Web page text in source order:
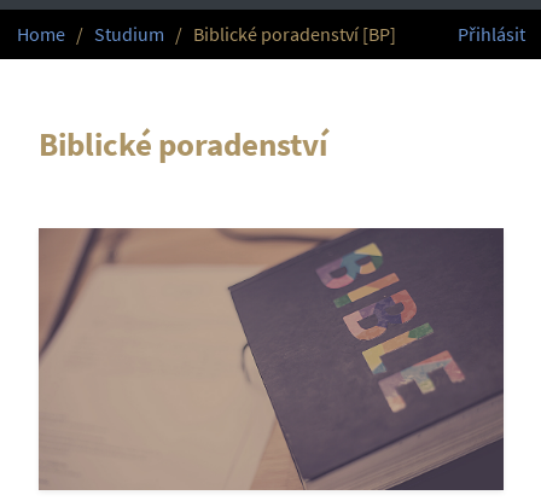
Home Studium Biblické poradenství [BP] Přihlásit
Biblické poradenství